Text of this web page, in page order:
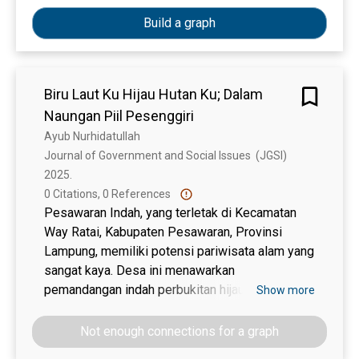
Timor) dalam sanggar WOKOLEUTUAN di Dusun
Dua Oelkiub, Desa Camplong II, Kabupaten
Kupang, Provinsi Nusa Tenggara Timur.
pengabdian berbasis pemberdayaan
masyarakat ini, meliputi: (1) tahap pendahuluan
berupa observasi lokasi kegiatan dan
perumusan masalah yang dihadapi mitra, serta
persiapan bahan material; (2) tahap berikutnya
adalah penentuan metode pendekatan
pemecahan masalah, melalui pelaksanaan
kegiatan sosialisasi serta pelatihan beternak
ayam yang meliputi penentuan lokasi kandang,
penyiapan kandang dan peralatan, pembuatan
pakan ransum, dan pemberian vaksinasi. Selain
memberikan bantuan kepada mitra berupa ayam
kampung, obat-obatan, bahan untuk pembuatan
Build a graph
Biru Laut Ku Hijau Hutan Ku; Dalam
Naungan Piil Pesenggiri
Ayub Nurhidatullah
Journal of Government and Social Issues  (JGSI)
2025.
0 Citations, 0 References
Pesawaran Indah, yang terletak di Kecamatan
Way Ratai, Kabupaten Pesawaran, Provinsi
Lampung, memiliki potensi pariwisata alam yang
sangat kaya. Desa ini menawarkan
pemandangan indah perbukitan hijau yang
Punggung Naga. Meskipun memiliki potensi
besar, pengelolaan objek wisata ini oleh
Show more
Not enough connections for a graph